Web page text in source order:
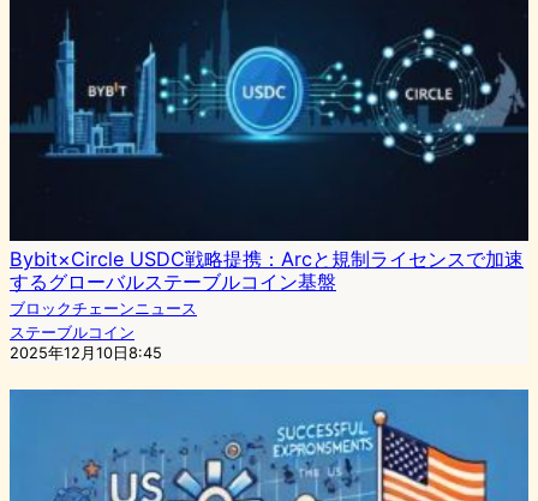
Bybit×Circle USDC戦略提携：Arcと規制ライセンスで加速
するグローバルステーブルコイン基盤
ブロックチェーンニュース
ステーブルコイン
2025年12月10日8:45